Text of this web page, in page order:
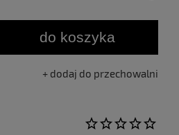
do koszyka
dodaj do przechowalni